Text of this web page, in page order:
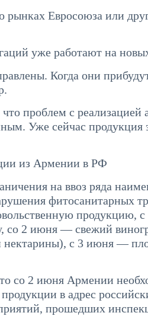
Евросоюза или
уже работают на
Когда они
проблем с
Уже сейчас продукция
из Армении в РФ
на ввоз ряда
фитосанитарных
продукцию,
со 2 июня — свежий
с 3 июня —
со 2 июня Армении
в адрес
прошедших